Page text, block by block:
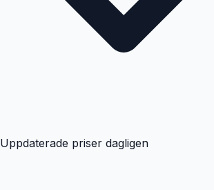
Uppdaterade priser dagligen